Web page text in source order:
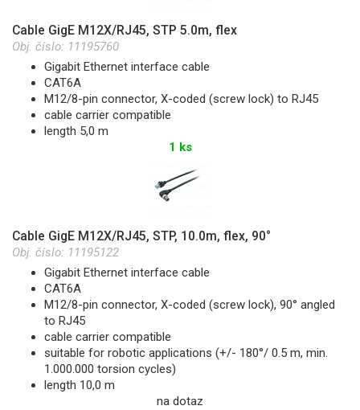
Cable GigE M12X/RJ45, STP 5.0m, flex
Obj. číslo: 11195760
Gigabit Ethernet interface cable
CAT6A
M12/8-pin connector, X-coded (screw lock) to RJ45
cable carrier compatible
length 5,0 m
1 ks
Cable GigE M12X/RJ45, STP, 10.0m, flex, 90°
Obj. číslo: 11195122
Gigabit Ethernet interface cable
CAT6A
M12/8-pin connector, X-coded (screw lock), 90° angled
to RJ45
cable carrier compatible
suitable for robotic applications (+/- 180°/ 0.5 m, min.
1.000.000 torsion cycles)
length 10,0 m
na dotaz